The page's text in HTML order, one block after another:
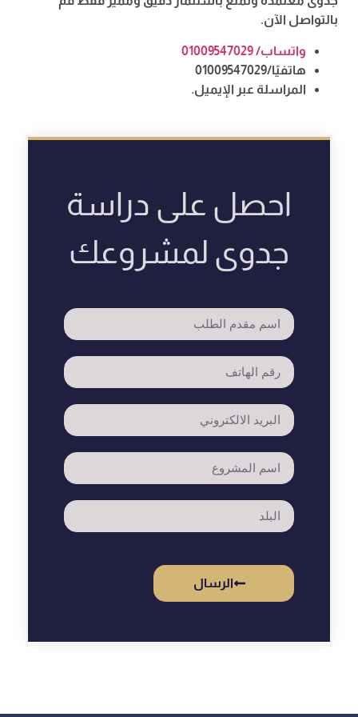
بالتواصل الآن.
واتساب/ 01009547029
هاتفيًا/01009547029
المراسلة عبر الإيميل.
احصل على دراسة
جدوى لمشروعك
الرسال